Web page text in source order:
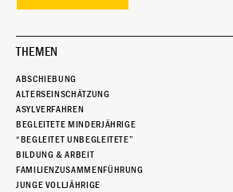
THEMEN
ABSCHIEBUNG
ALTERSEINSCHÄTZUNG
ASYLVERFAHREN
BEGLEITETE MINDERJÄHRIGE
“BEGLEITET UNBEGLEITETE”
BILDUNG & ARBEIT
FAMILIENZUSAMMENFÜHRUNG
JUNGE VOLLJÄHRIGE